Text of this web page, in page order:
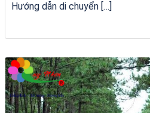
Hướng dẫn di chuyển […]
Khách sạn Alicia Phú Yên